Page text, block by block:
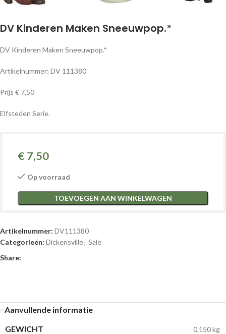
DV Kinderen Maken Sneeuwpop.*
DV Kinderen Maken Sneeuwpop.*
Artikelnummer; DV 111380
Prijs € 7,50
Elfsteden Serie.
€ 7,50
Op voorraad
TOEVOEGEN AAN WINKELWAGEN
Artikelnummer: DV111380
Categorieën: Dickensville, Sale
Share:
Aanvullende informatie
GEWICHT
0,150 kg